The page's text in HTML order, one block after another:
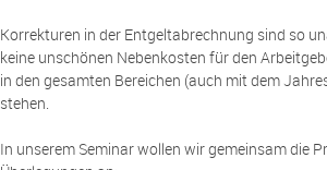
Korrekturen in der Entgeltabrechnung sind so
keine unschönen Nebenkosten für den
in den gesamten Bereichen (auch mit dem
stehen.
In unserem Seminar wollen wir gemeinsam die